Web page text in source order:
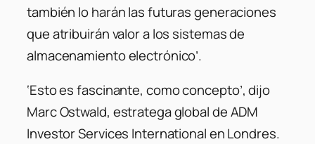
también lo harán las futuras generaciones
que atribuirán valor a los sistemas de
almacenamiento electrónico’.
‘Esto es fascinante, como concepto’, dijo
Marc Ostwald, estratega global de ADM
Investor Services International en Londres.